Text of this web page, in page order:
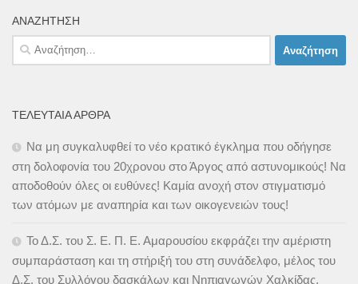
ΑΝΑΖΉΤΗΣΗ
Αναζήτηση
για:
ΤΕΛΕΥΤΑΊΑ ΆΡΘΡΑ
Να μη συγκαλυφθεί το νέο κρατικό έγκλημα που οδήγησε
στη δολοφονία του 20χρονου στο Άργος από αστυνομικούς! Να
αποδοθούν όλες οι ευθύνες! Καμία ανοχή στον στιγματισμό
των ατόμων με αναπηρία και των οικογενειών τους!
Το Δ.Σ. του Σ. Ε. Π. Ε. Αμαρουσίου εκφράζει την αμέριστη
συμπαράσταση και τη στήριξή του στη συνάδελφο, μέλος του
Δ.Σ. του Συλλόγου δασκάλων και Νηπιαγωγών Χαλκίδας,